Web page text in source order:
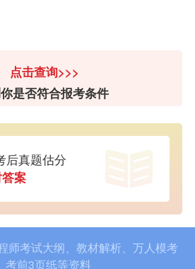
点击查询>>>
是否符合报考条件
后真题估分
案
师考试大纲、教材解析、万人模考
考前3页纸等资料